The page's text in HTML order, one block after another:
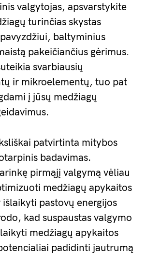
valgytojas, apsvarstykite
turinčias skystas
baltyminius
pakeičiančius gėrimus.
svarbiausių
ir mikroelementų, tuo pat
į jūsų medžiagų
patvirtinta mitybos
badavimas.
pirmąjį valgymą vėliau
medžiagų apykaitos
pastovų energijos
kad suspaustas valgymo
medžiagų apykaitos
padidinti jautrumą